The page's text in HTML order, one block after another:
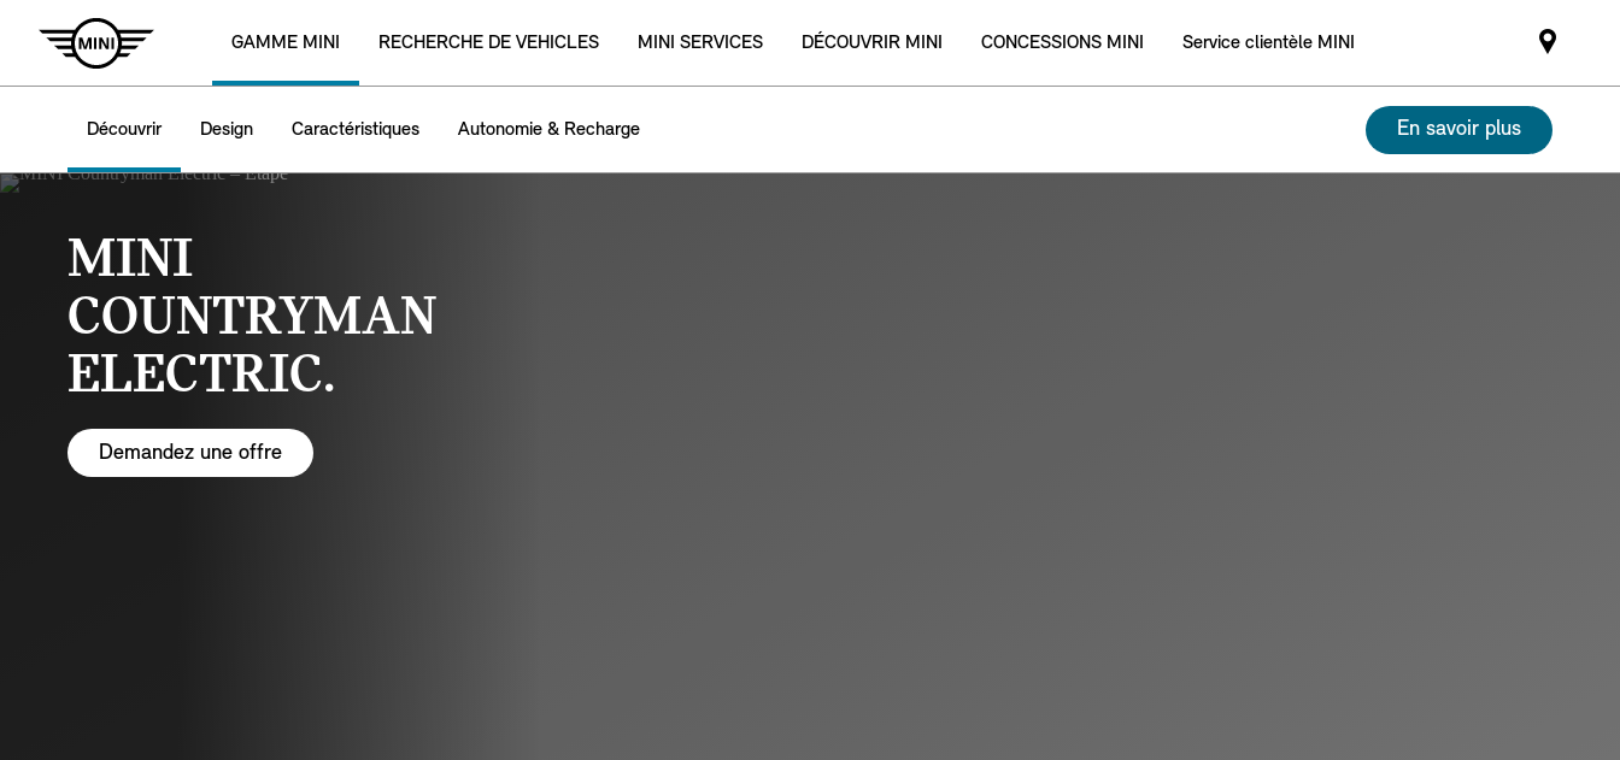
GAMME MINI RECHERCHE DE VEHICLES MINI SERVICES DÉCOUVRIR MINI CONCESSIONS MINI Service clientèle MINI
Mini
dealer
Découvrir Design Caractéristiques Autonomie & Recharge En savoir plus
MINI
COUNTRYMAN
ELECTRIC.
Demandez une offre